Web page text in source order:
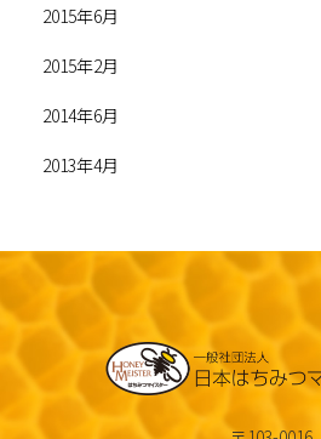
2015年6月
2015年2月
2014年6月
2013年4月